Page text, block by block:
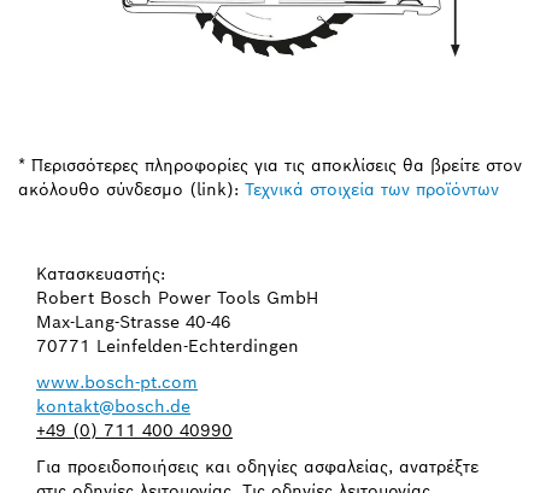
* Περισσότερες πληροφορίες για τις αποκλίσεις θα βρείτε στον
ακόλουθο σύνδεσμο (link): Τεχνικά στοιχεία των προϊόντων
Κατασκευαστής:
Robert Bosch Power Tools GmbH
Max-Lang-Strasse 40-46
70771 Leinfelden-Echterdingen
www.bosch-pt.com
kontakt@bosch.de
+49 (0) 711 400 40990
Για προειδοποιήσεις και οδηγίες ασφαλείας, ανατρέξτε